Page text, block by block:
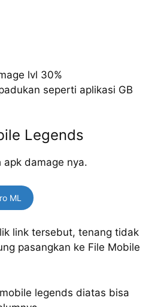
lvl 30%
seperti aplikasi GB
Legends
damage nya.
ML
link tersebut, tenang tidak
pasangkan ke File Mobile
legends diatas bisa